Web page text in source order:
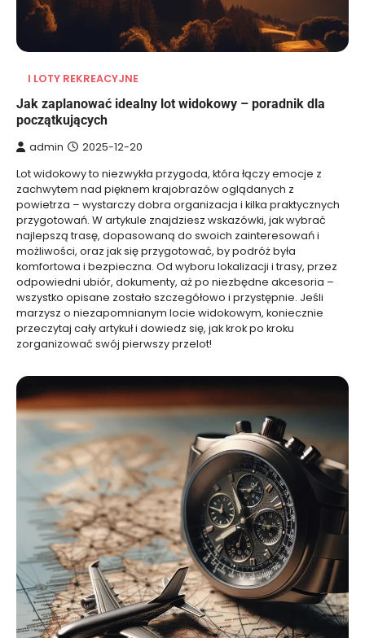
I LOTY REKREACYJNE
Jak zaplanować idealny lot widokowy – poradnik dla
początkujących
admin 2025-12-20
Lot widokowy to niezwykła przygoda, która łączy emocje z
zachwytem nad pięknem krajobrazów oglądanych z
powietrza – wystarczy dobra organizacja i kilka praktycznych
przygotowań. W artykule znajdziesz wskazówki, jak wybrać
najlepszą trasę, dopasowaną do swoich zainteresowań i
możliwości, oraz jak się przygotować, by podróż była
komfortowa i bezpieczna. Od wyboru lokalizacji i trasy, przez
odpowiedni ubiór, dokumenty, aż po niezbędne akcesoria –
wszystko opisane zostało szczegółowo i przystępnie. Jeśli
marzysz o niezapomnianym locie widokowym, koniecznie
przeczytaj cały artykuł i dowiedz się, jak krok po kroku
zorganizować swój pierwszy przelot!